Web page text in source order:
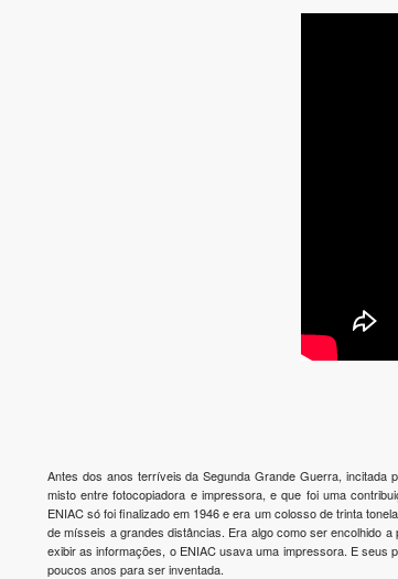
Antes dos anos terríveis da Segunda Grande Guerra, incitada
misto entre fotocopiadora e impressora, e que foi uma
ENIAC só foi finalizado em 1946 e era um colosso de trinta
de mísseis a grandes distâncias. Era algo como ser encolhido
exibir as informações, o ENIAC usava uma impressora. E
poucos anos para ser inventada.